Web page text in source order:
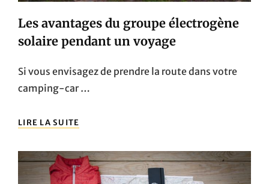
Les avantages du groupe électrogène
solaire pendant un voyage
Si vous envisagez de prendre la route dans votre
camping-car …
LIRE LA SUITE
AVANTAGES
GROUPE
ÉLECTROGÈNE
SOLAIRE